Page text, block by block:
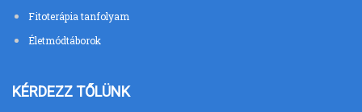
Fitoterápia tanfolyam
Életmódtáborok
KÉRDEZZ TŐLÜNK